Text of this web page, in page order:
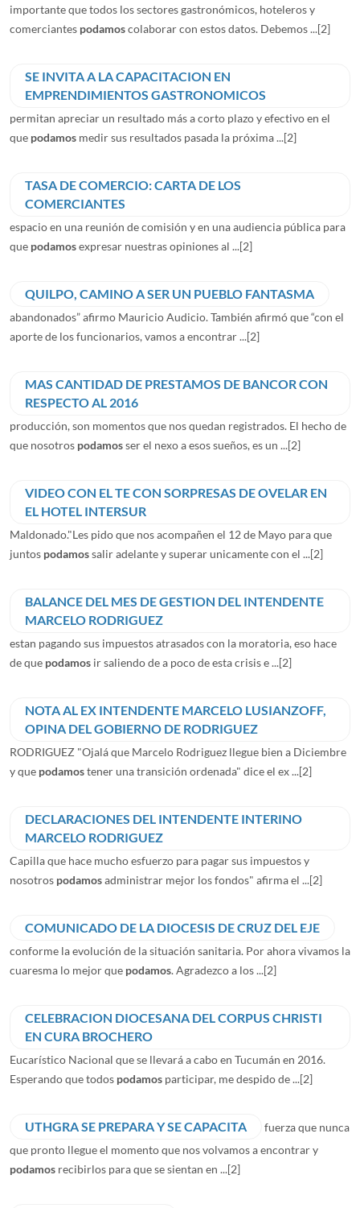
importante que todos los sectores gastronómicos, hoteleros y
comerciantes podamoscolaborar con estos datos. Debemos ...[2]
SE INVITA A LA CAPACITACION EN
EMPRENDIMIENTOS GASTRONOMICOS
permitan apreciar un resultado más a corto plazo y efectivo en el
que podamos medir sus resultados pasada la próxima ...[2]
TASA DE COMERCIO: CARTA DE LOS
COMERCIANTES
espacio en una reunión de comisión y en una audiencia pública para
que podamosexpresar nuestras opiniones al ...[2]
QUILPO, CAMINO A SER UN PUEBLO FANTASMA
abandonados” afirmo Mauricio Audicio. También afirmó que “con el
aporte de los funcionarios, vamos a encontrar ...[2]
MAS CANTIDAD DE PRESTAMOS DE BANCOR CON
RESPECTO AL 2016
producción, son momentos que nos quedan registrados. El hecho de
que nosotros podamosser el nexo a esos sueños, es un ...[2]
VIDEO CON EL TE CON SORPRESAS DE OVELAR EN
EL HOTEL INTERSUR
Maldonado."Les pido que nos acompañen el 12 de Mayo para que
juntos podamossalir adelante y superar unicamente con el ...[2]
BALANCE DEL MES DE GESTION DEL INTENDENTE
MARCELO RODRIGUEZ
estan pagando sus impuestos atrasados con la moratoria, eso hace
de que podamos ir saliendo de a poco de esta crisis e ...[2]
NOTA AL EX INTENDENTE MARCELO LUSIANZOFF,
OPINA DEL GOBIERNO DE RODRIGUEZ
RODRIGUEZ "Ojalá que Marcelo Rodriguez llegue bien a Diciembre
y que podamostener una transición ordenada" dice el ex ...[2]
DECLARACIONES DEL INTENDENTE INTERINO
MARCELO RODRIGUEZ
Capilla que hace mucho esfuerzo para pagar sus impuestos y
nosotros podamosadministrar mejor los fondos" afirma el ...[2]
COMUNICADO DE LA DIOCESIS DE CRUZ DEL EJE
conforme la evolución de la situación sanitaria. Por ahora vivamos la
cuaresma lo mejor que podamos. Agradezco a los ...[2]
CELEBRACION DIOCESANA DEL CORPUS CHRISTI
EN CURA BROCHERO
Eucarístico Nacional que se llevará a cabo en Tucumán en 2016.
Esperando que todos podamos participar, me despido de ...[2]
UTHGRA SE PREPARA Y SE CAPACITA
fuerza que nunca
que pronto llegue el momento que nos volvamos a encontrar y
podamos recibirlos para que se sientan en ...[2]